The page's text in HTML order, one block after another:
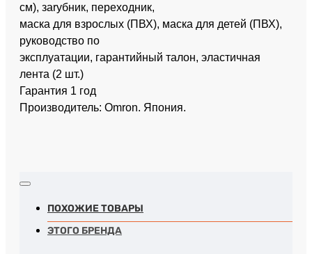
см), заryбник, переходник,
маска для взрослых (ПВХ), маска для детей (ПВХ),
руководство по
эксплуатации, гарантийный талон, эластичная
лента (2 шт.)
Гарантия 1 год
Производитель: Omron. Япония.
ПОХОЖИЕ ТОВАРЫ
ЭТОГО БРЕНДА